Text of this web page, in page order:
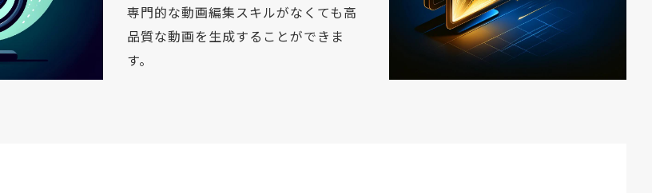
専門的な動画編集スキルがなくても高
品質な動画を生成することができま
す。